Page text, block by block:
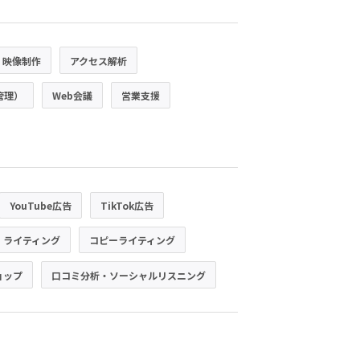
像制作 アクセス解析
） Web会議 営業支援
YouTube広告 TikTok広告
イティング コピーライティング
ップ 口コミ分析・ソーシャルリスニング